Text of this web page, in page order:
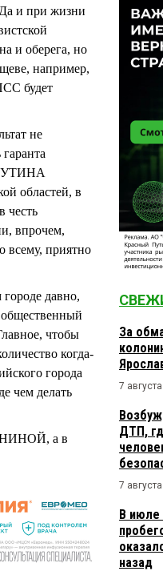
Да и при жизни
и оберега, но
например,
будет
не
ПУТИНА
областей, в
честь
впрочем,
приятно
давно,
общественный
чтобы
когда-
города
чем делать
а в
За
7
ДТП,
7
В июле
назад